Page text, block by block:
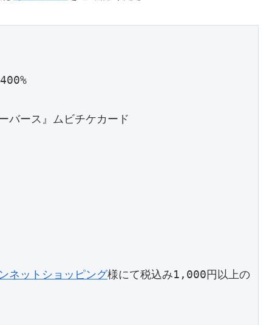
バース』ムビチケカード
ネットショッピング様にて税込み1,000円以上の